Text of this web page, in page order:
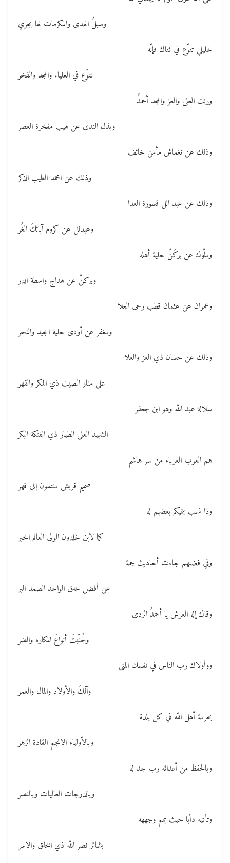
وسبلُ الهدى والمكرمات لها يجري
خليلي تنوّع في ثناك فإنّه
تنوّع في العلياء والمجد والفخر
ورثت العلى والعز والمجد أحمدٌ
وبذل الندى عن هيب مفخرة العصر
وذلك عن نغماش مأمن خائف
وذلك عن امحمد الطيب الذكر
وذلك عن عبد الل قسورة العدا
وعبدلل عن كروم آبائكَ الغُر
وملّوك عن بركَنّ حلية أهله
وبركنّ عن هداج واسطة الدر
وعمران عن عثمان قطب رحى العلا
ومغفر عن أودى حلية الجيد والنحر
وذلك عن حسان ذي العز والعلا
على منار الصيت ذي المكر والقهر
سلالة عبد اللّه وهو ابن جعفر
الشهيد العلى الطيار ذي الفتكة البكر
هم العرب العرباء من سر هاشم
صميم قريش منتمون إلى فهر
وذا نسب ينميكم بعضهم له
كما لابن خلدون الولى العالم الحبر
وفي فضلهم جاءت أحاديث جمة
عن أفضل خلق الواحد الصمد البر
وقاك إله العرش يا أحمدُ الردى
وجُنّبتَ أنواعَ المكاره والضر
ووأولاك رب الناس في نفسك المنى
وآلكَ والأولاد والمال والعمر
بحرمة أهل اللّه في كل بلدة
وبالأولياء الانجم القادة الزهر
وبالحفظ من أعدائه رب جد له
وبالدرجات العاليات وبالنصر
وتأتيه دأبا حيث يمم وجههه
بشائر نصر اللّه ذي الخلق والامر